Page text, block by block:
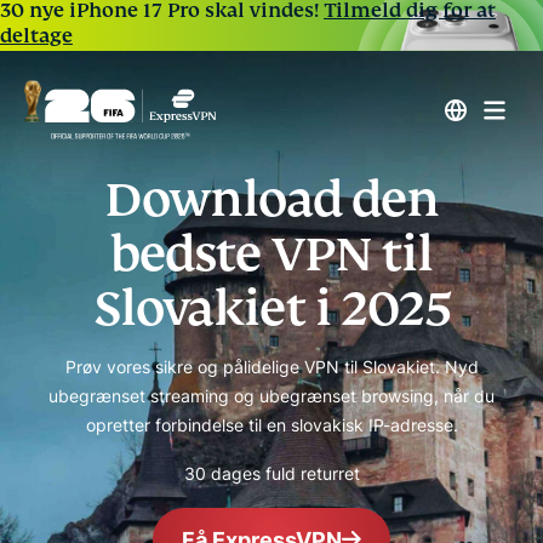
30 nye iPhone 17 Pro skal vindes!Tilmeld dig for at
deltage
Download den
bedste VPN til
Slovakiet i 2025
Prøv vores sikre og pålidelige VPN til Slovakiet. Nyd
ubegrænset streaming og ubegrænset browsing, når du
opretter forbindelse til en slovakisk IP-adresse.
30 dages fuld returret